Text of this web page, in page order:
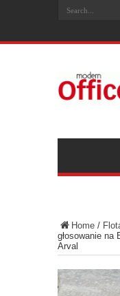
Home /
głosowanie na
Arval